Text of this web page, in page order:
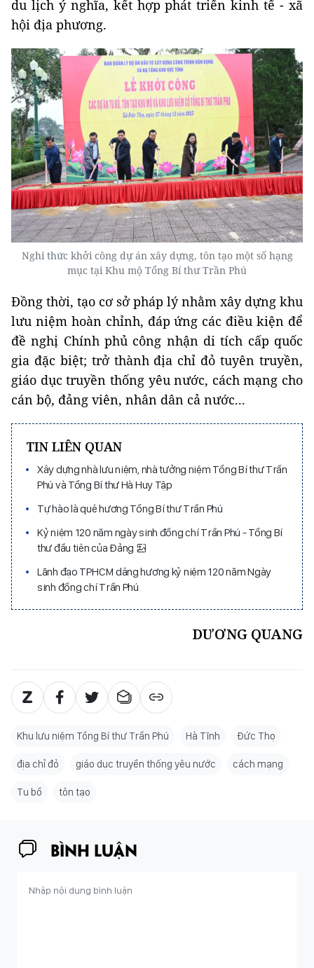
du lịch ý nghĩa, kết hợp phát triển kinh tế - xã
hội địa phương.
Nghi thức khởi công dự án xây dựng, tôn tạo một số hạng
mục tại Khu mộ Tổng Bí thư Trần Phú
Đồng thời, tạo cơ sở pháp lý nhằm xây dựng khu
lưu niệm hoàn chỉnh, đáp ứng các điều kiện để
đề nghị Chính phủ công nhận di tích cấp quốc
gia đặc biệt; trở thành địa chỉ đỏ tuyên truyền,
giáo dục truyền thống yêu nước, cách mạng cho
cán bộ, đảng viên, nhân dân cả nước...
TIN LIÊN QUAN
Xây dựng nhà lưu niệm, nhà tưởng niệm Tổng Bí thư Trần
Phú và Tổng Bí thư Hà Huy Tập
Tự hào là quê hương Tổng Bí thư Trần Phú
Kỷ niệm 120 năm ngày sinh đồng chí Trần Phú - Tổng Bí
thư đầu tiên của Đảng
Lãnh đạo TPHCM dâng hương kỷ niệm 120 năm Ngày
sinh đồng chí Trần Phú
DƯƠNG QUANG
Khu lưu niệm Tổng Bí thư Trần Phú Hà Tĩnh Đức Thọ
địa chỉ đỏ giáo dục truyền thống yêu nước cách mạng
Tu bổ tôn tạo
BÌNH LUẬN